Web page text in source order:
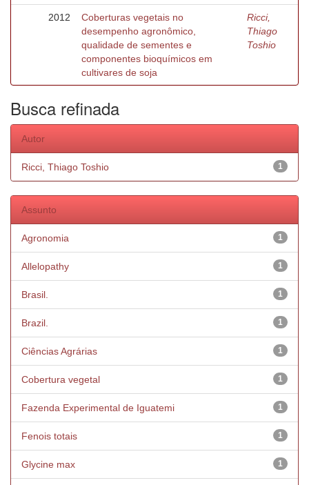
2012
Coberturas vegetais no
desempenho agronômico,
qualidade de sementes e
componentes bioquímicos em
cultivares de soja
Ricci,
Thiago
Toshio
Busca refinada
Autor
1
Ricci, Thiago Toshio
Assunto
1
Agronomia
1
Allelopathy
1
Brasil.
1
Brazil.
1
Ciências Agrárias
1
Cobertura vegetal
1
Fazenda Experimental de Iguatemi
1
Fenois totais
1
Glycine max